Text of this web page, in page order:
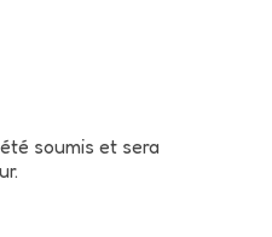
soumis et sera